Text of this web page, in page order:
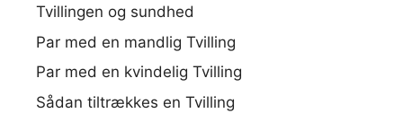
Tvillingen og sundhed
Par med en mandlig Tvilling
Par med en kvindelig Tvilling
Sådan tiltrækkes en Tvilling